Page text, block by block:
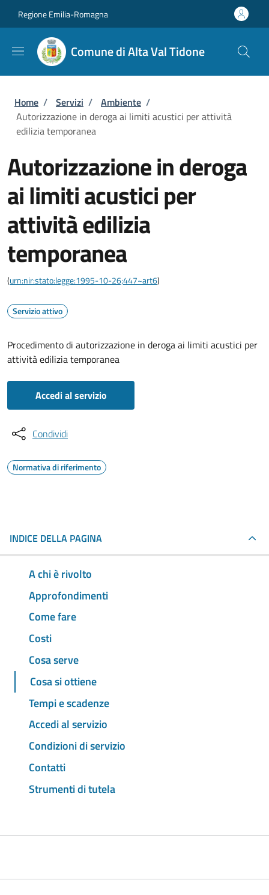
Regione Emilia-Romagna
Comune di Alta Val Tidone
Briciole di pane
Home / Servizi / Ambiente /
Autorizzazione in deroga ai limiti acustici per attività
edilizia temporanea
Autorizzazione in deroga
ai limiti acustici per
attività edilizia
temporanea
(urn:nir:stato:legge:1995-10-26;447~art6)
Servizio attivo
Procedimento di autorizzazione in deroga ai limiti acustici per
attività edilizia temporanea
Accedi al servizio
Condividi
Normativa di riferimento
INDICE DELLA PAGINA
A chi è rivolto
Approfondimenti
Come fare
Costi
Cosa serve
Cosa si ottiene
Tempi e scadenze
Accedi al servizio
Condizioni di servizio
Contatti
Strumenti di tutela